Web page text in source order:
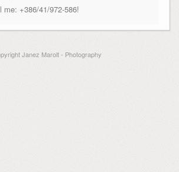
+386/41/972-586!
Janez Marolt - Photography